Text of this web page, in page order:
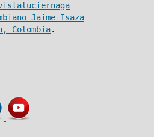
Jaime Isaza
Colombia.